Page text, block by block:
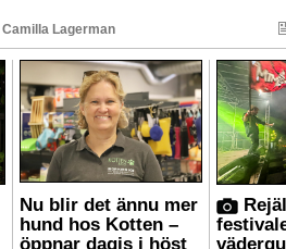
Camilla Lagerman
Nu blir det ännu mer
hund hos Kotten –
öppnar dagis i höst